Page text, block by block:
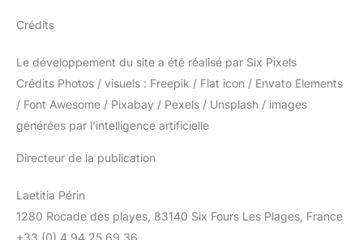
Crédits
Le développement du site a été réalisé par Six Pixels
Crédits Photos / visuels : Freepik / Flat icon / Envato Elements
/ Font Awesome / Pixabay / Pexels / Unsplash / images
générées par l’intelligence artificielle
Directeur de la publication
Laetitia Périn
1280 Rocade des playes, 83140 Six Fours Les Plages, France
+33 (0) 4 94 25 69 36